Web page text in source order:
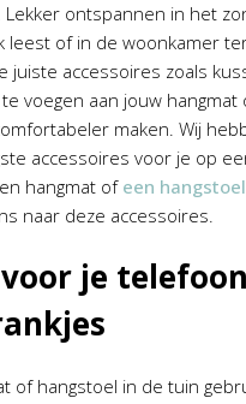
ontspannen in het
leest of in de woonkamer
juiste accessoires zoals
voegen aan jouw hangmat
maken. Wij
accessoires voor je op
hangmat of een
naar deze accessoires.
je
of hangstoel in de tuin